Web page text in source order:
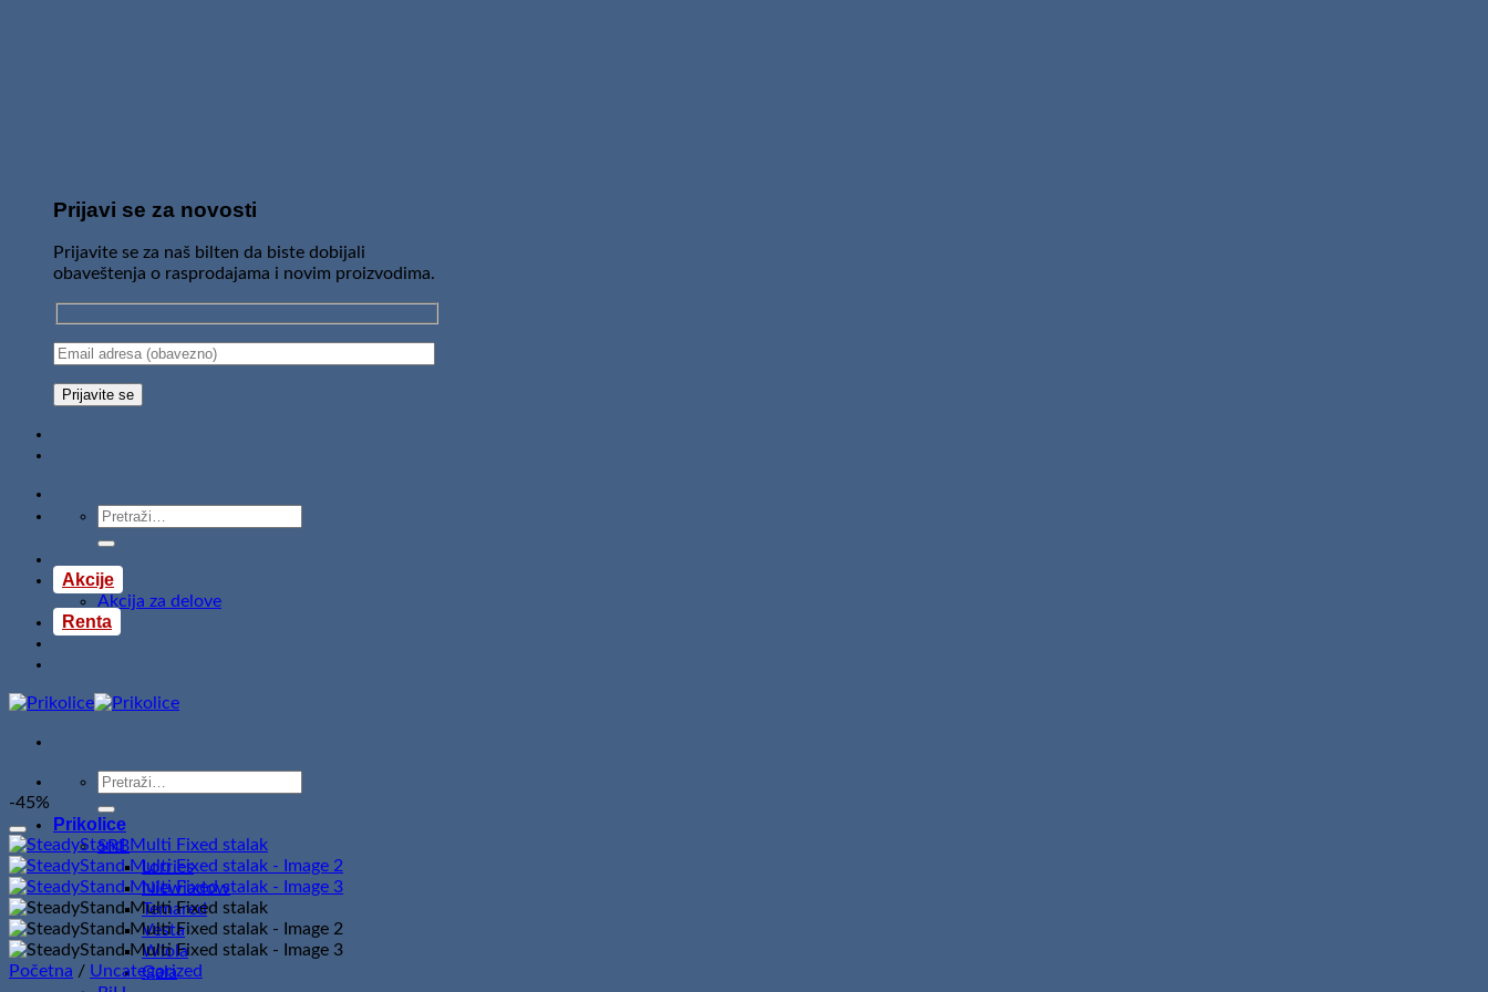
Prijavi se za novosti
Prijavite se za naš bilten da biste dobijali
obaveštenja o rasprodajama i novim proizvodima.
Pretraži:
Akcije
Akcija za delove
Renta
Pretraži:
Prikolice
SRB
Lorries
Niewiadow
Temared
Vesta
Wiola
Gala
-45%
Početna / Uncategorized